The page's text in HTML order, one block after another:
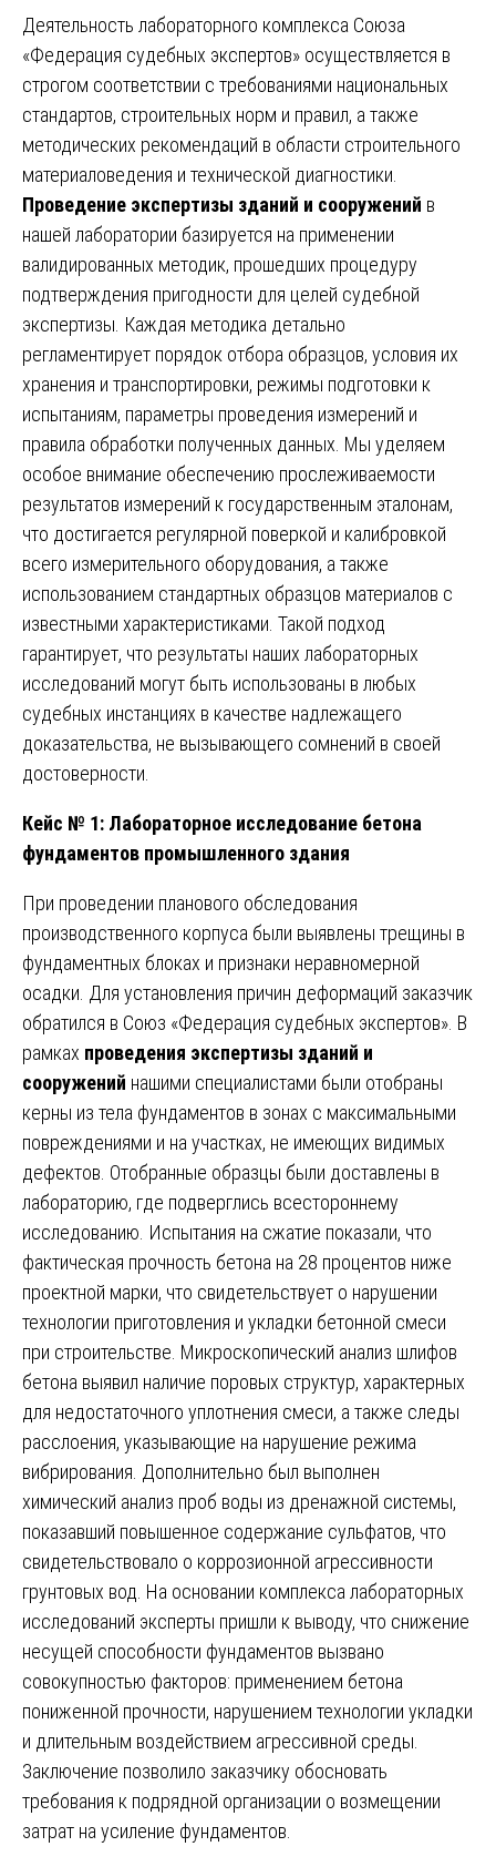
Деятельность лабораторного комплекса Союза
«Федерация судебных экспертов» осуществляется в
строгом соответствии с требованиями национальных
стандартов, строительных норм и правил, а также
методических рекомендаций в области строительного
материаловедения и технической диагностики.
Проведение экспертизы зданий и сооружений в
нашей лаборатории базируется на применении
валидированных методик, прошедших процедуру
подтверждения пригодности для целей судебной
экспертизы. Каждая методика детально
регламентирует порядок отбора образцов, условия их
хранения и транспортировки, режимы подготовки к
испытаниям, параметры проведения измерений и
правила обработки полученных данных. Мы уделяем
особое внимание обеспечению прослеживаемости
результатов измерений к государственным эталонам,
что достигается регулярной поверкой и калибровкой
всего измерительного оборудования, а также
использованием стандартных образцов материалов с
известными характеристиками. Такой подход
гарантирует, что результаты наших лабораторных
исследований могут быть использованы в любых
судебных инстанциях в качестве надлежащего
доказательства, не вызывающего сомнений в своей
достоверности.
Кейс № 1: Лабораторное исследование бетона
фундаментов промышленного здания
При проведении планового обследования
производственного корпуса были выявлены трещины в
фундаментных блоках и признаки неравномерной
осадки. Для установления причин деформаций заказчик
обратился в Союз «Федерация судебных экспертов». В
рамках проведения экспертизы зданий и
сооружений нашими специалистами были отобраны
керны из тела фундаментов в зонах с максимальными
повреждениями и на участках, не имеющих видимых
дефектов. Отобранные образцы были доставлены в
лабораторию, где подверглись всестороннему
исследованию. Испытания на сжатие показали, что
фактическая прочность бетона на 28 процентов ниже
проектной марки, что свидетельствует о нарушении
технологии приготовления и укладки бетонной смеси
при строительстве. Микроскопический анализ шлифов
бетона выявил наличие поровых структур, характерных
для недостаточного уплотнения смеси, а также следы
расслоения, указывающие на нарушение режима
вибрирования. Дополнительно был выполнен
химический анализ проб воды из дренажной системы,
показавший повышенное содержание сульфатов, что
свидетельствовало о коррозионной агрессивности
грунтовых вод. На основании комплекса лабораторных
исследований эксперты пришли к выводу, что снижение
несущей способности фундаментов вызвано
совокупностью факторов: применением бетона
пониженной прочности, нарушением технологии укладки
и длительным воздействием агрессивной среды.
Заключение позволило заказчику обосновать
требования к подрядной организации о возмещении
затрат на усиление фундаментов.